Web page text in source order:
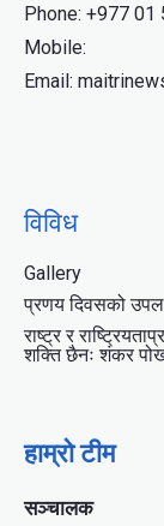
Phone: +977
Mobile:
Email:
विविध
Gallery
प्रणय दिवसको
राष्ट्र र
शक्ति छैनः शंकर
हाम्रो टीम
सञ्चालक